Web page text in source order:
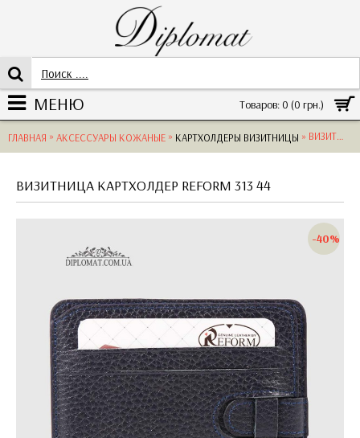
Товаров: 0 (0 грн.)
МЕНЮ
ГЛАВНАЯ » АКСЕССУАРЫ КОЖАНЫЕ » КАРТХОЛДЕРЫ ВИЗИТНИЦЫ » ВИЗИТНИЦА КАРТХОЛДЕР REFORM 313 44
ВИЗИТНИЦА КАРТХОЛДЕР REFORM 313 44
-40%